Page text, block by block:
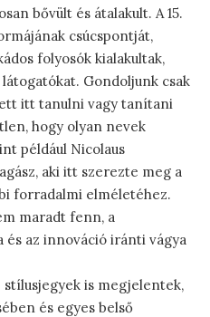
bővült és átalakult. A 15.
csúcspontját,
folyosók kialakultak,
Gondoljunk csak
itt tanulni vagy tanítani
hogy olyan nevek
például Nicolaus
aki itt szerezte meg a
forradalmi elméletéhez.
maradt fenn, a
és az innováció iránti vágya
stílusjegyek is megjelentek,
és egyes belső